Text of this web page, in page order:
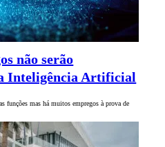
não serão
Inteligência Artificial
funções mas há muitos empregos à prova de